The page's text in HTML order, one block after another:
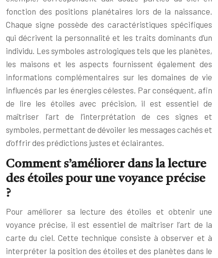
fonction des positions planétaires lors de la naissance.
Chaque signe possède des caractéristiques spécifiques
qui décrivent la personnalité et les traits dominants d’un
individu. Les symboles astrologiques tels que les planètes,
les maisons et les aspects fournissent également des
informations complémentaires sur les domaines de vie
influencés par les énergies célestes. Par conséquent, afin
de lire les étoiles avec précision, il est essentiel de
maîtriser l’art de l’interprétation de ces signes et
symboles, permettant de dévoiler les messages cachés et
d’offrir des prédictions justes et éclairantes.
Comment s’améliorer dans la lecture
des étoiles pour une voyance précise
?
Pour améliorer sa lecture des étoiles et obtenir une
voyance précise, il est essentiel de maîtriser l’art de la
carte du ciel. Cette technique consiste à observer et à
interpréter la position des étoiles et des planètes dans le